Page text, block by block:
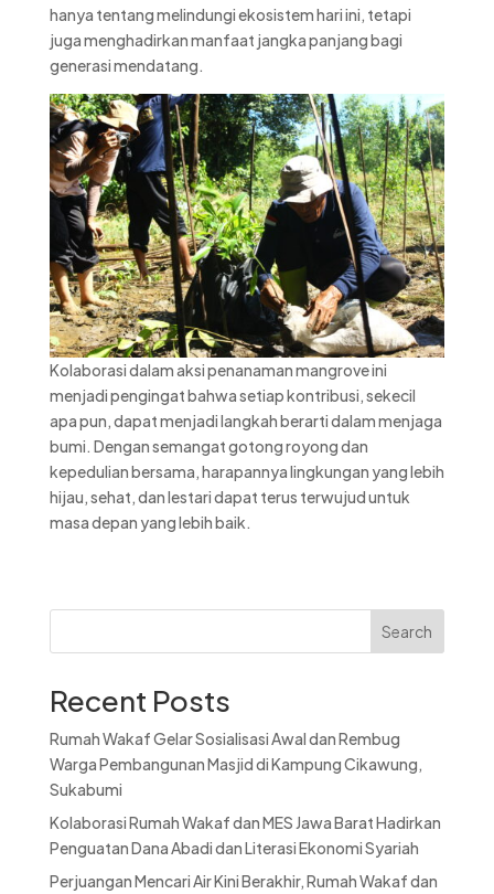
hanya tentang melindungi ekosistem hari ini, tetapi
juga menghadirkan manfaat jangka panjang bagi
generasi mendatang.
Kolaborasi dalam aksi penanaman mangrove ini
menjadi pengingat bahwa setiap kontribusi, sekecil
apa pun, dapat menjadi langkah berarti dalam menjaga
bumi. Dengan semangat gotong royong dan
kepedulian bersama, harapannya lingkungan yang lebih
hijau, sehat, dan lestari dapat terus terwujud untuk
masa depan yang lebih baik.
Search
Recent Posts
Rumah Wakaf Gelar Sosialisasi Awal dan Rembug
Warga Pembangunan Masjid di Kampung Cikawung,
Sukabumi
Kolaborasi Rumah Wakaf dan MES Jawa Barat Hadirkan
Penguatan Dana Abadi dan Literasi Ekonomi Syariah
Perjuangan Mencari Air Kini Berakhir, Rumah Wakaf dan